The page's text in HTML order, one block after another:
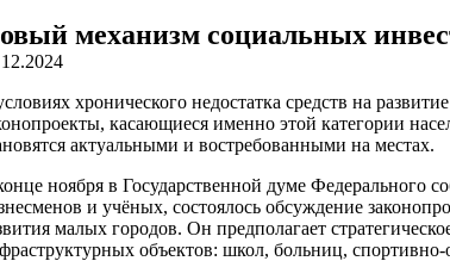
механизм социальных
хронического недостатка средств на
касающиеся именно этой категории
актуальными и востребованными на местах.
ноября в Государственной думе Федерального
и учёных, состоялось обсуждение
малых городов. Он предполагает
объектов: школ, больниц,